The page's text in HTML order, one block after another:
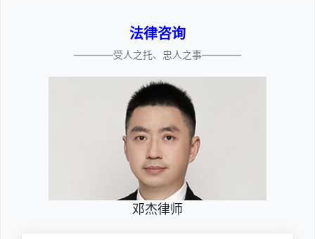
法律咨询
————受人之托、忠人之事————
邓杰律师